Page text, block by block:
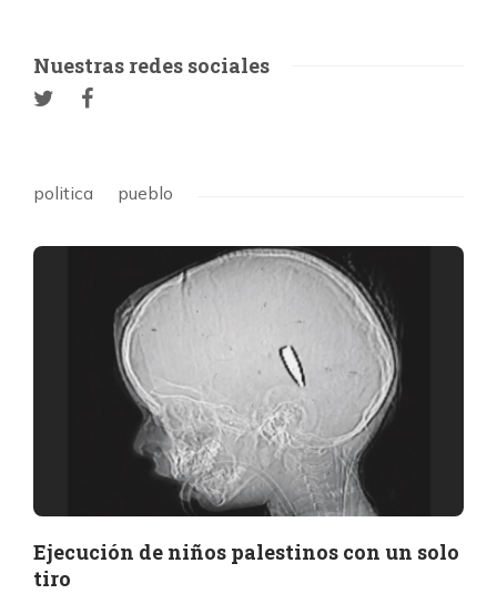
Nuestras redes sociales
politica pueblo
Ejecución de niños palestinos con un solo
tiro